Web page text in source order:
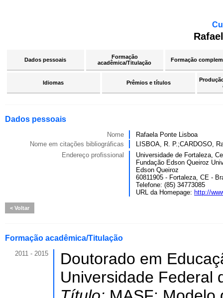
Dados pessoais
Formação
acadêmica/Titulação
Formação
Idiomas Prêmios e títulos
Dados pessoais
Nome
Rafaela Ponte Lisboa
Nome em citações bibliográficas
LISBOA, R. P.;CARDOSO,
Endereço profissional
Universidade de Fortaleza,
Fundação Edson Queiroz
Edson Queiroz
60811905 - Fortaleza, CE -
Telefone: (85) 34773085
URL da Homepage: http://
Voltar
Formação acadêmica/Titulação
2011 - 2015
Doutorado em
Universidade Federal